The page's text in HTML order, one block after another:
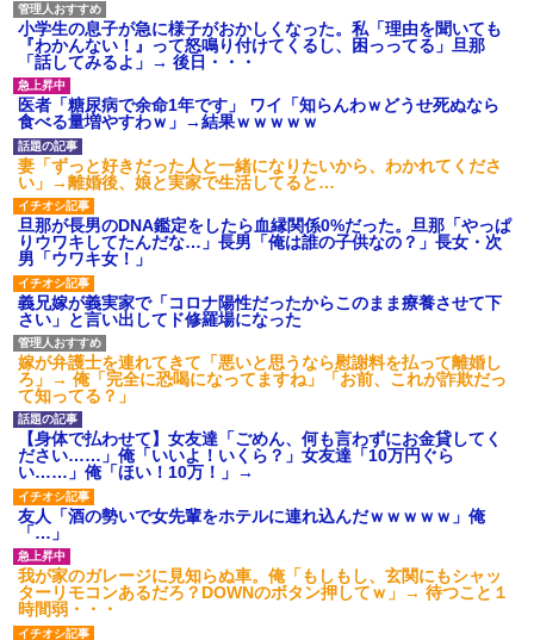
後続車にクラクションを鳴ら
され彼氏が逆切れ。「何クラク
ション鳴らしてんだ！降りてこ
いよ！」と怒鳴りだし...
【衝撃】報酬100万円超の治験
募集がこちらｗｗｗｗｗ(※画像
あり)
【ネット騒然】惨殺されたタ
ワマン頂き女子のこの動画、す
げえええええｗｗｗｗｗｗｗｗ
ｗｗｗ
【愕然】白のクラウン俺氏、
高速道路左車線を制限速度で走
った結果wwwwwwwwwwww
百年の恋12-899 食べた量を
張り合ってくる
【悲報】佐藤輝明・・・２軍
でも盛大にやらかす←あまり悲
しませないでくれ
小学生の息子が急に様子がおかしくなった。私「理由を聞いても
『わかんない！』って怒鳴り付けてくるし、困っってる」旦那
「話してみるよ」→ 後日・・・
医者「糖尿病で余命1年です」 ワイ「知らんわｗどうせ死ぬなら
食べる量増やすわｗ」→結果ｗｗｗｗｗ
妻「ずっと好きだった人と一緒になりたいから、わかれてくださ
い」→離婚後、娘と実家で生活してると…
旦那が長男のDNA鑑定をしたら血縁関係0%だった。旦那「やっぱ
りウワキしてたんだな…」長男「俺は誰の子供なの？」長女・次
男「ウワキ女！」
義兄嫁が義実家で「コロナ陽性だったからこのまま療養させて下
さい」と言い出してド修羅場になった
嫁が弁護士を連れてきて「悪いと思うなら慰謝料を払って離婚し
ろ」→ 俺「完全に恐喝になってますね」「お前、これが詐欺だっ
て知ってる？」
【身体で払わせて】女友達「ごめん、何も言わずにお金貸してく
ださい……」俺「いいよ！いくら？」女友達「10万円ぐら
い……」俺「ほい！10万！」→
友人「酒の勢いで女先輩をホテルに連れ込んだｗｗｗｗｗ」俺
「…」
我が家のガレージに見知らぬ車。俺「もしもし、玄関にもシャッ
ターリモコンあるだろ？DOWNのボタン押してｗ」→ 待つこと１
時間弱・・・